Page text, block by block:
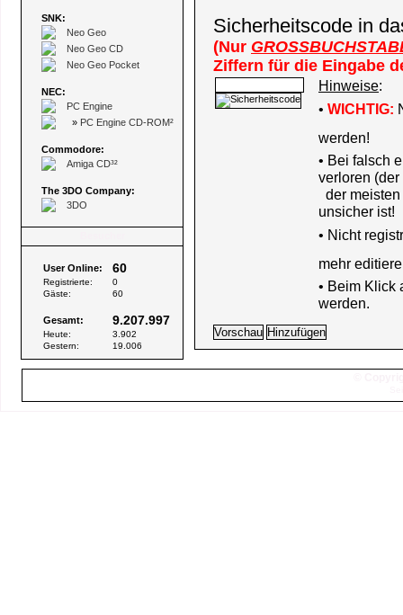
SNK:
Neo Geo
Neo Geo CD
Neo Geo Pocket
NEC:
PC Engine
» PC Engine CD-ROM²
Commodore:
Amiga CD³²
The 3DO Company:
3DO
User Online: 60
Registrierte:
0
Gäste:
60
Gesamt: 9.207.997
Heute:
3.902
Gestern:
19.006
Sicherheitscode in
(Nur
Ziffern für die Eingabe
Hinweise:
• WICHTIG:
werden!
• Bei falsch
verloren
der
unsicher ist!
• Nicht
mehr
• Beim Klick
werden.